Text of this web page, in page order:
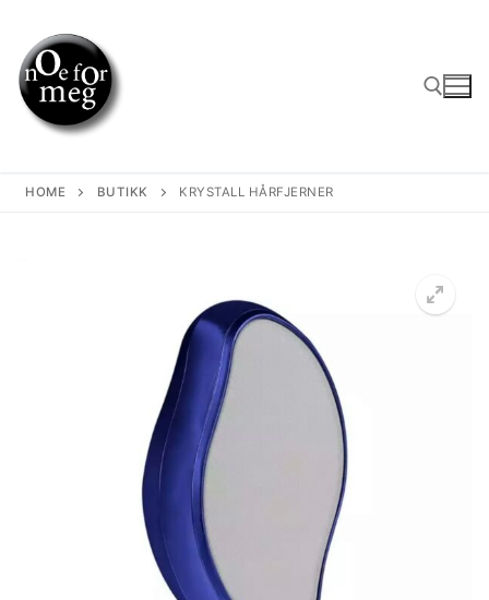
content
HOME BUTIKK KRYSTALL HÅRFJERNER